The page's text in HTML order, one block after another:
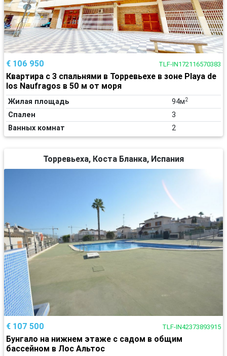
€ 106 950 TLF-IN172116570383
Квартира с 3 спальнями в Торревьехе в зоне Playa de
los Naufragos в 50 м от моря
Жилая площадь 94м2
Спален
3
Ванных комнат
2
Торревьеха, Коста Бланка, Испания
€ 107 500 TLF-IN42373893915
Бунгало на нижнем этаже с садом в общим
бассейном в Лос Альтос